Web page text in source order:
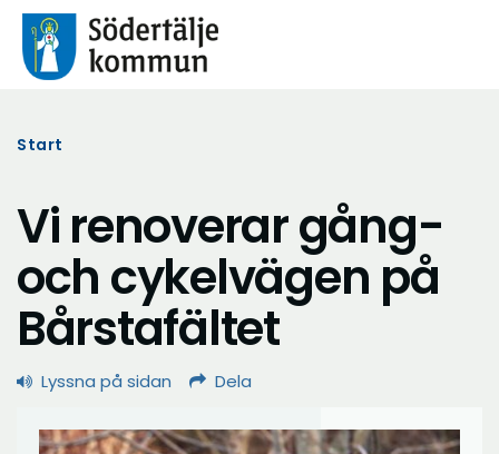
Start
Vi renoverar gång-
och cykelvägen på
Bårstafältet
Lyssna på sidan Dela